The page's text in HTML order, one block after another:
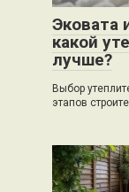
Эковата
какой
лучше?
Выбор
этапов